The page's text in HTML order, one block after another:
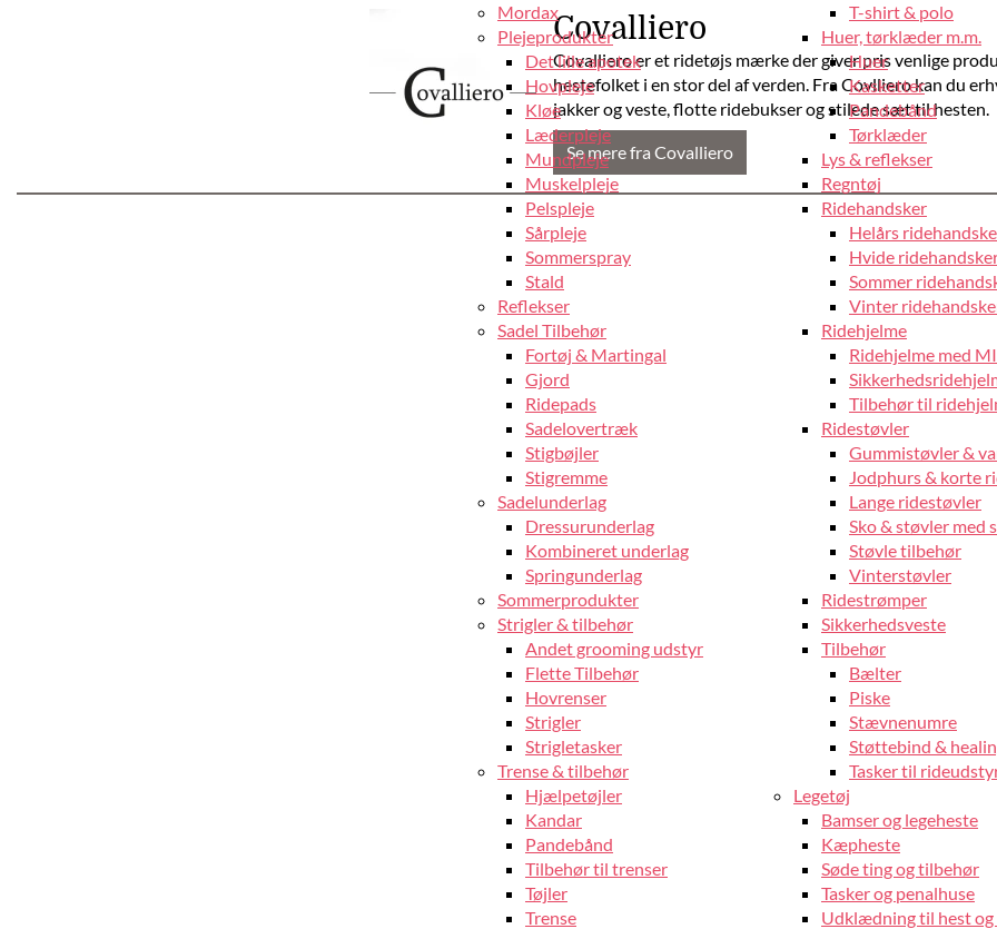
Mordax
Plejeprodukter
Det lille apotek
Hovpleje
Kløe
Læderpleje
Mundpleje
Muskelpleje
Pelspleje
Sårpleje
Sommerspray
Stald
Reflekser
Sadel Tilbehør
Fortøj & Martingal
Gjord
Ridepads
Sadelovertræk
Stigbøjler
Stigremme
Sadelunderlag
Dressurunderlag
Kombineret underlag
Springunderlag
Sommerprodukter
Strigler & tilbehør
Andet grooming udstyr
Flette Tilbehør
Hovrenser
Strigler
Strigletasker
Trense & tilbehør
Hjælpetøjler
Kandar
Pandebånd
Tilbehør til trenser
Tøjler
Trense
T-shirt & polo
Huer, tørklæder m.m.
Huer
Kasketter
Pandebånd
Tørklæder
Lys & reflekser
Regntøj
Ridehandsker
Helårs
Hvide
Sommer
Vinter
Ridehjelme
Ridehjelme med
Tilbehør til
Ridestøvler
Gummistøvler &
Jodphurs & korte
Lange ridestøvler
Sko & støvler med
Støvle tilbehør
Vinterstøvler
Ridestrømper
Sikkerhedsveste
Tilbehør
Bælter
Piske
Stævnenumre
Støttebind &
Tasker til
Legetøj
Bamser og legeheste
Kæpheste
Søde ting og tilbehør
Tasker og penalhuse
Udklædning til hest
Covalliero
Covalliero er et ridetøjs mærke der giver pris venlige
hestefolket i en stor del af verden. Fra Covlliero kan du
jakker og veste, flotte ridebukser og stilede sæt til hesten.
Se mere fra Covalliero